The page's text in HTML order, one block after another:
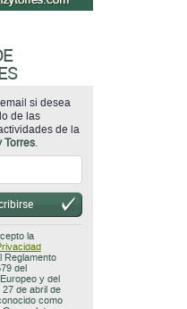
si desea
de las
de la
Torres.
la
Reglamento
del
y del
de abril de
como